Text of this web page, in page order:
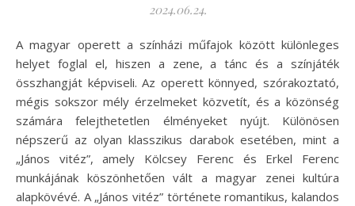
2024.06.24.
A magyar operett a színházi műfajok között különleges
helyet foglal el, hiszen a zene, a tánc és a színjáték
összhangját képviseli. Az operett könnyed, szórakoztató,
mégis sokszor mély érzelmeket közvetít, és a közönség
számára felejthetetlen élményeket nyújt. Különösen
népszerű az olyan klasszikus darabok esetében, mint a
„János vitéz”, amely Kölcsey Ferenc és Erkel Ferenc
munkájának köszönhetően vált a magyar zenei kultúra
alapkövévé. A „János vitéz” története romantikus, kalandos